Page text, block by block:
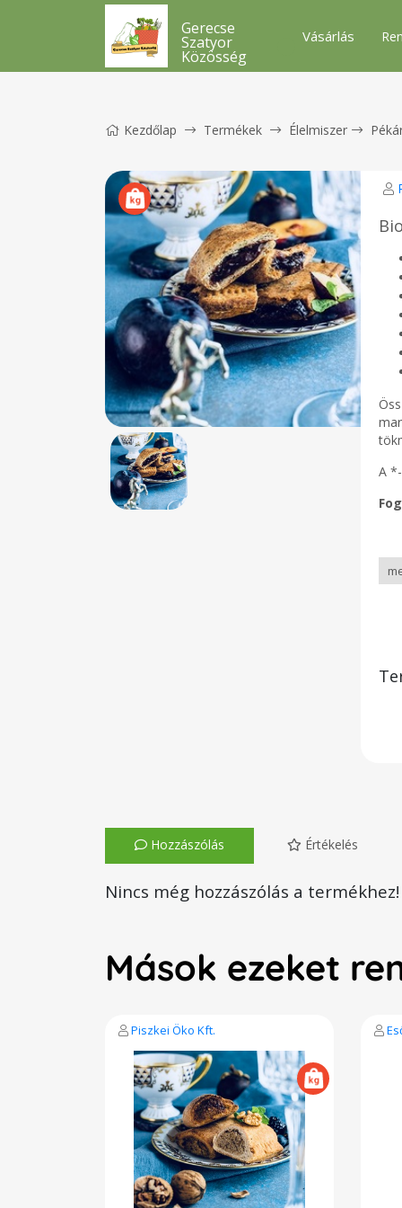
Gerecse
Szatyor
Közösség
Vásárlás
Kezdőlap Termékek Élelmiszer
A
Hozzászólás Értékelés
Nincs még hozzászólás a termékhez!
Mások ezeket
Piszkei Öko Kft.